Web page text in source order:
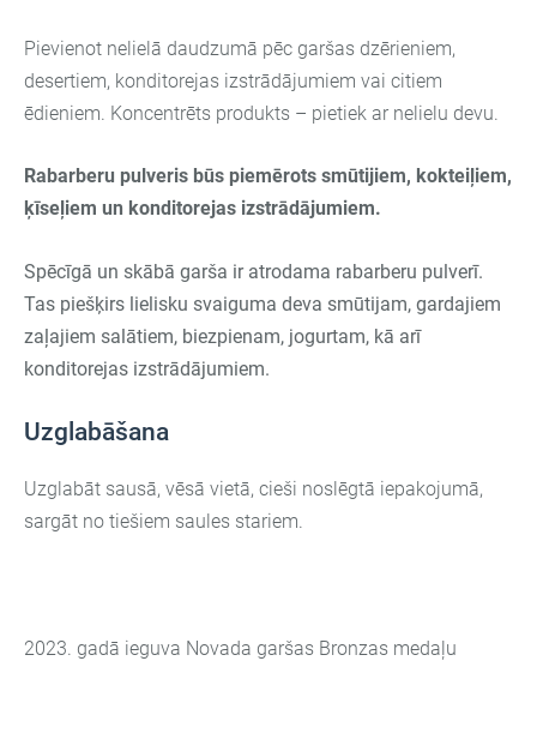
Pievienot nelielā daudzumā pēc garšas dzērieniem,
desertiem, konditorejas izstrādājumiem vai citiem
ēdieniem. Koncentrēts produkts – pietiek ar nelielu devu.
Rabarberu pulveris būs piemērots smūtijiem, kokteiļiem,
ķīseļiem un konditorejas izstrādājumiem.
Spēcīgā un skābā garša ir atrodama rabarberu pulverī.
Tas piešķirs lielisku svaiguma deva smūtijam, gardajiem
zaļajiem salātiem, biezpienam, jogurtam, kā arī
konditorejas izstrādājumiem.
Uzglabāšana
Uzglabāt sausā, vēsā vietā, cieši noslēgtā iepakojumā,
sargāt no tiešiem saules stariem.
2023. gadā ieguva Novada garšas Bronzas medaļu